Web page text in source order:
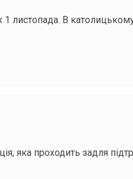
листопада. В
яка проходить задля